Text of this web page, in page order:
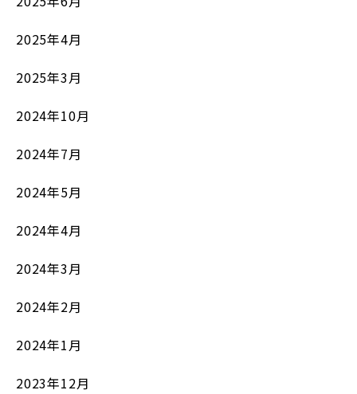
2025年4月
2025年3月
2024年10月
2024年7月
2024年5月
2024年4月
2024年3月
2024年2月
2024年1月
2023年12月